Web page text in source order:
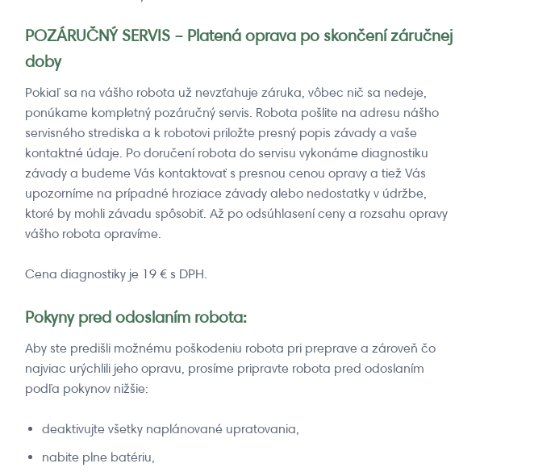
POZÁRUČNÝ SERVIS – Platená oprava po skončení záručnej
doby
Pokiaľ sa na vášho robota už nevzťahuje záruka, vôbec nič sa nedeje,
ponúkame kompletný pozáručný servis. Robota pošlite na adresu nášho
servisného strediska a k robotovi priložte presný popis závady a vaše
kontaktné údaje. Po doručení robota do servisu vykonáme diagnostiku
závady a budeme Vás kontaktovať s presnou cenou opravy a tiež Vás
upozorníme na prípadné hroziace závady alebo nedostatky v údržbe,
ktoré by mohli závadu spôsobiť. Až po odsúhlasení ceny a rozsahu opravy
vášho robota opravíme.
Cena diagnostiky je 19 € s DPH.
Pokyny pred odoslaním robota:
Aby ste predišli možnému poškodeniu robota pri preprave a zároveň čo
najviac urýchlili jeho opravu, prosíme pripravte robota pred odoslaním
podľa pokynov nižšie:
deaktivujte všetky naplánované upratovania,
nabite plne batériu,